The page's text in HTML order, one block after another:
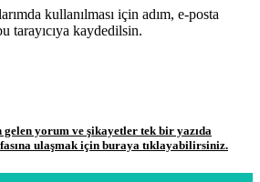
kullanılması için adım, e-posta
tarayıcıya kaydedilsin.
gelen yorum ve şikayetler tek bir yazıda
ulaşmak için buraya tıklayabilirsiniz.